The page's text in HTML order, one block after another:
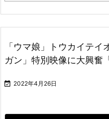
「ウマ娘」トウカイテ
ガン」特別映像に大興奮
 2022年4月26日